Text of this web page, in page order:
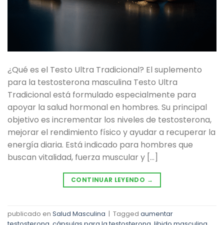
¿Qué es el Testo Ultra Tradicional? El suplemento
para la testosterona masculina Testo Ultra
Tradicional está formulado especialmente para
apoyar la salud hormonal en hombres. Su principal
objetivo es incrementar los niveles de testosterona,
mejorar el rendimiento físico y ayudar a recuperar la
energía diaria. Está indicado para hombres que
buscan vitalidad, fuerza muscular y […]
CONTINUAR LEYENDO →
publicado en Salud Masculina | Tagged aumentar